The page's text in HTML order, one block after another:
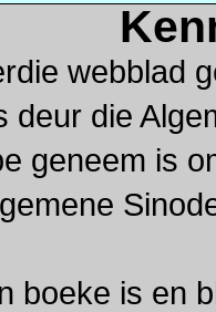
webblad
deur die
geneem is
boeke is en